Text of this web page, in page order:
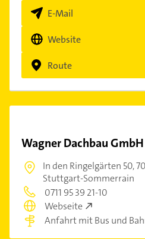
E-Mail
Website
Route
Wagner Dachbau GmbH
In den Ringelgärten 50,
Stuttgart-Sommerrain
0711 95 39 21-10
Webseite
Anfahrt mit Bus und